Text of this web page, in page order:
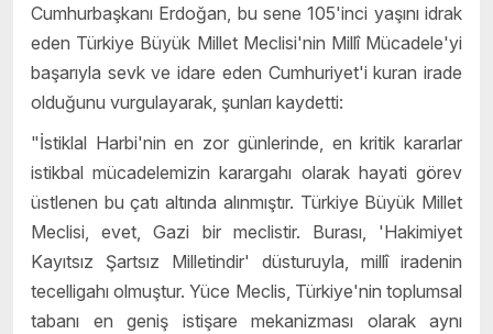
Cumhurbaşkanı Erdoğan, bu sene 105'inci yaşını idrak
eden Türkiye Büyük Millet Meclisi'nin Millî Mücadele'yi
başarıyla sevk ve idare eden Cumhuriyet'i kuran irade
olduğunu vurgulayarak, şunları kaydetti:
"İstiklal Harbi'nin en zor günlerinde, en kritik kararlar
istikbal mücadelemizin karargahı olarak hayati görev
üstlenen bu çatı altında alınmıştır. Türkiye Büyük Millet
Meclisi, evet, Gazi bir meclistir. Burası, 'Hakimiyet
Kayıtsız Şartsız Milletindir' düsturuyla, millî iradenin
tecelligahı olmuştur. Yüce Meclis, Türkiye'nin toplumsal
tabanı en geniş istişare mekanizması olarak aynı